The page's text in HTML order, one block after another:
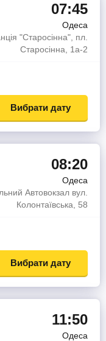
07:45
Одеса
"Старосінна", пл.
Старосінна, 1а-2
Вибрати дату
08:20
Одеса
Автовокзал вул.
Колонтаївська, 58
Вибрати дату
11:50
Одеса